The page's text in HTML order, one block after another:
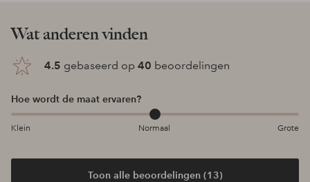
Wat anderen vinden
4.5 gebaseerd op 40 beoordelingen
Hoe wordt de maat ervaren?
Klein Normaal Grote
Toon alle beoordelingen (13)